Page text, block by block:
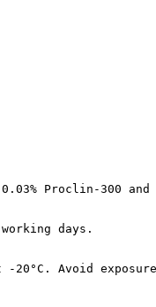
Proclin-300 and
days.
20°C. Avoid